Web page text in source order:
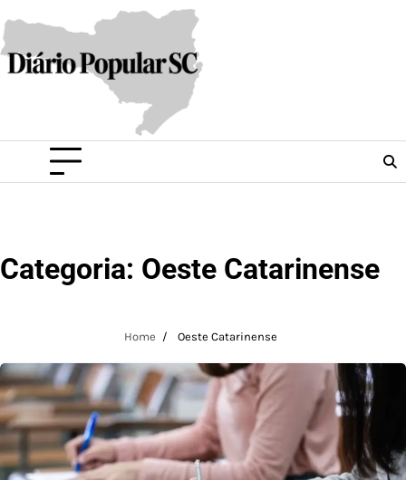
to
content
Categoria: Oeste Catarinense
Home Oeste Catarinense